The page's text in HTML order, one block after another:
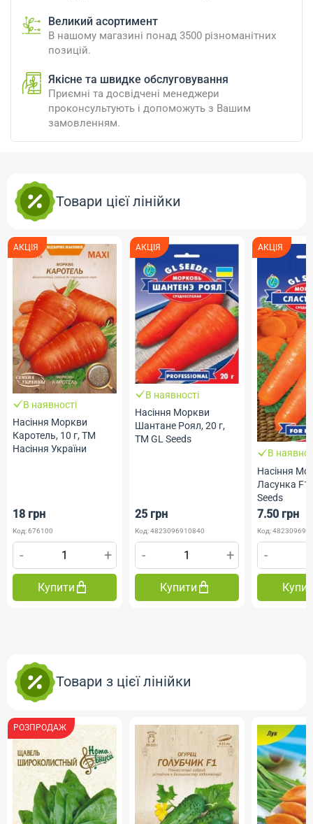
Великий асортимент
В нашому магазині понад 3500 різноманітних
позицій.
Якісне та швидке обслуговування
Приємні та досвідчені менеджери
проконсультують і допоможуть з Вашим
замовленням.
Товари цієї лінійки
АКЦІЯ
В наявності
Насіння Моркви
Каротель, 10 г, ТМ
Насіння України
18 грн
Код: 676100
- +
Купити
АКЦІЯ
В наявності
Насіння Моркви
Шантане Роял, 20 г,
ТМ GL Seeds
25 грн
Код: 4823096910840
- +
Купити
АКЦІЯ
В
Насіння
Ласунка
Seeds
7.50 грн
Код:
-
Товари з цієї лінійки
РОЗПРОДАЖ